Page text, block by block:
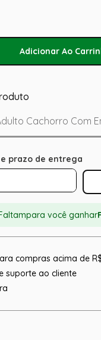
Adicionar Ao
Cachorro Com
para você ganhar
compras acima de
suporte ao cliente